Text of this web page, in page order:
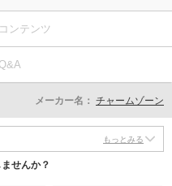
コンテンツ
Q&A
メーカー名： チャームゾーン
もっとみる
せんか？